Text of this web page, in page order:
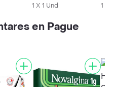
1 X 1 Und
1 X
en Pague